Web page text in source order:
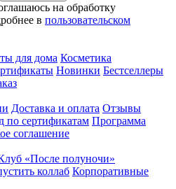
на обработку
в пользовательском
для дома Косметика
Новинки Бестселлеры
Доставка и оплата Отзывы
по сертификатам Программа
соглашение
«После полуночи»
коллаб Корпоративные